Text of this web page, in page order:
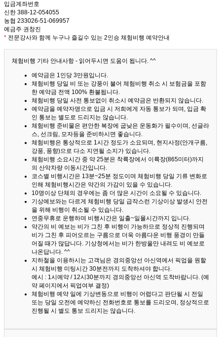
입금계좌번호
신한 388-12-054055
농협 233026-51-069957
예금주 권창진
* 전문강사와 함께 누구나 즐길수 있는 2인승 체험비행 예약안내
체험비행 기타 안내사항 - 읽어두시면 도움이 됩니다. ^^
예약금은 1인당 3만원입니다.
체험비행 당일 비 또는 강풍이 불어 체험비행 취소 시 보험금을 포함
한 예약금 전액 100% 환불됩니다.
체험비행 당일 사전 통보없이 취소시 예약금은 반환되지 않습니다.
예약금을 예약자명으로 입금 시 저희에게 자동 통보가 되며, 입금 확
인 통보는 별도로 드리지는 않습니다.
체험비행 준비물은 편안한 복장에 굽낮은 운동화가 필수이며, 선글라
스, 선크림, 모자등을 준비하시면 좋습니다.
체험비행은 통상적으로 1시간 정도가 소요되며, 현지사정(안개구름,
강풍, 풍향)으로 다소 지연될 소지가 있습니다.
체험비행 소요시간 중 약 25분은 착륙장에서 이륙장(865미터)까지
의 산악차량 이동시간입니다.
코스별 비행시간은 13분~25분 정도이며 체험비행 당일 기류 변화로
인해 체험비행시간은 약간의 가감이 있을 수 있습니다.
10명이상 단체의 경우에는 좀 더 많은 시간이 소요될 수 있습니다.
기상예보와는 다르게 체험비행 당일 급작스런 기상이상 발생시 안전
을 위해 비행이 취소될 수 있습니다.
연중무휴로 운행하며 비행시간은 일출~일몰시간까지 입니다.
약간의 비 예보는 비가 그친 후 비행이 가능하므로 정상적 진행되며
비가 그친 후 피어오르는 구름으로 더욱 아름다운 비행 풍경이 만들
어질 때가 많답니다. 기상청에서는 비가 한방울만 내려도 비 예보로
나온답니다. ^^
지하철을 이용하시는 고객님은 경의중앙선 아신역에서 픽업을 원할
시 체험비행 미팅시간 30분전까지 도착하셔야 합니다.
예시 : 1시예약 / 12시30분까지 경의중앙선 아신역 도착바랍니다. (예
약 페이지에서 픽업여부 결정)
체험비행 예약 일에 기상변동으로 비행이 어렵다고 판단될 시 전일
또는 당일 오전에 예약하신 전화번호로 통보를 드리오며, 정상적으로
진행될 시 별도 통보 드리지는 않습니다.